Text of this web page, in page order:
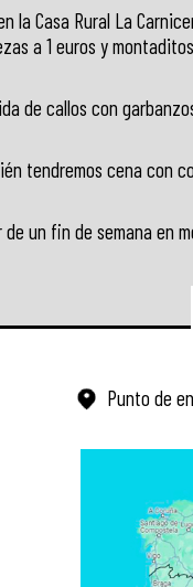
la Casa Rural La
a 1 euros y
de callos con
tendremos cena con
un fin de semana en
Punto de